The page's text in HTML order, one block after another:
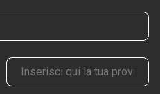
Provincia